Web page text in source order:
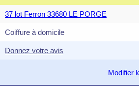
37 lot Ferron 33680 LE PORGE
Coiffure à domicile
Donnez votre avis
Modifier